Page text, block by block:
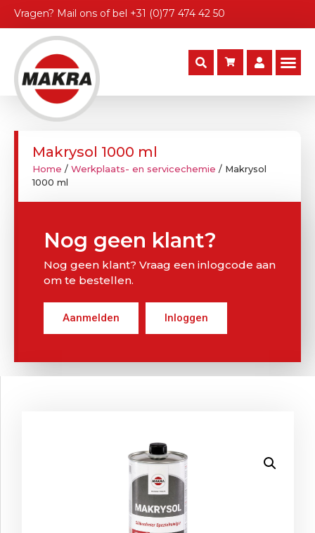
Vragen? Mail ons of bel +31 (0)77 474 42 50
Makrysol 1000 ml
Home / Werkplaats- en servicechemie / Makrysol
1000 ml
Nog geen klant?
Nog geen klant? Vraag een inlogcode aan
om te bestellen.
Aanmelden Inloggen